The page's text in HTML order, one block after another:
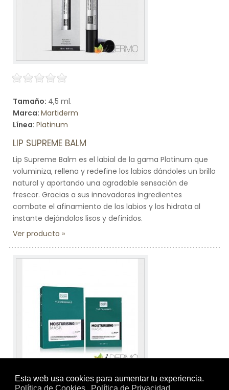
Tamaño: 4,5 ml.
Marca: Martiderm
Línea: Platinum
LIP SUPREME BALM
Lip Supreme Balm es el labial de la gama Platinum que
voluminiza, rellena y redefine los labios dándoles un brillo
natural y aportando una agradable sensación de
frescor. Gracias a sus innovadores ingredientes
combate el afinamiento de los labios y los hidrata al
instante dejándolos lisos y definidos.
Ver producto